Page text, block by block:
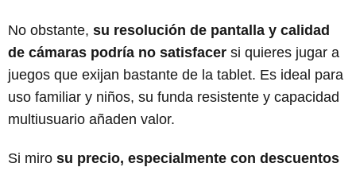
No obstante, su resolución de pantalla y calidad
de cámaras podría no satisfacer si quieres jugar a
juegos que exijan bastante de la tablet. Es ideal para
uso familiar y niños, su funda resistente y capacidad
multiusuario añaden valor.
Si miro su precio, especialmente con descuentos